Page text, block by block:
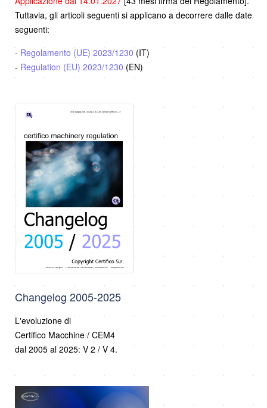
Tuttavia, gli articoli seguenti si applicano a decorrere dalle date
seguenti:
- Regolamento (UE) 2023/1230 (IT)
- Regulation (EU) 2023/1230 (EN)
Changelog 2005-2025
L'evoluzione di
Certifico Macchine / CEM4
dal 2005 al 2025: V 2 / V 4.